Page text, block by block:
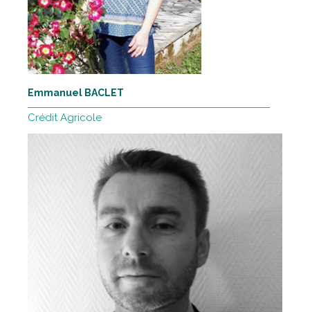
Emmanuel BACLET
Crédit Agricole